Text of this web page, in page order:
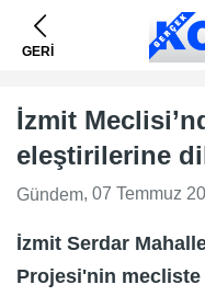
GERİ
İzmit
eleştirilerine
Gündem, 07 Temmuz
İzmit Serdar
Projesi'nin